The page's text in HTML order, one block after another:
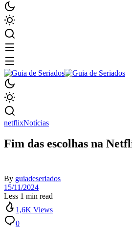
netflixNotícias
Fim das escolhas na
By guiadeseriados
15/11/2024
Less 1 min read
1,6K Views
0